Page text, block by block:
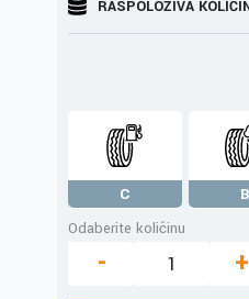
RASPOLOŽIVA
C B
Odaberite količinu
- +